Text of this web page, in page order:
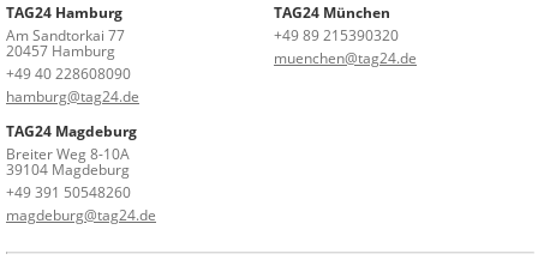
TAG24 Hamburg
Am Sandtorkai 77
20457 Hamburg
+49 40 228608090
hamburg@tag24.de
TAG24 München
+49 89 215390320
muenchen@tag24.de
TAG24 Magdeburg
Breiter Weg 8-10A
39104 Magdeburg
+49 391 50548260
magdeburg@tag24.de